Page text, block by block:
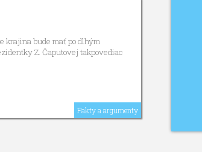
krajina bude mať po dlhým
Z. Čaputovej takpovediac
Fakty a argumenty